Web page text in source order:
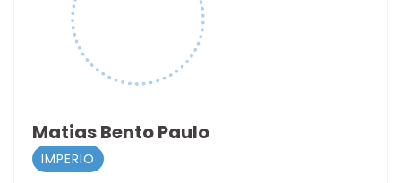
Matias Bento Paulo
IMPERIO